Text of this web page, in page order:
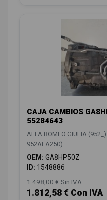
CAJA CAMBIOS
55284643
ALFA ROMEO GIULIA
952AEA250)
OEM: GA8HP50Z
ID: 1548886
1.498,00 € Sin IVA
1.812,58 € Con IVA